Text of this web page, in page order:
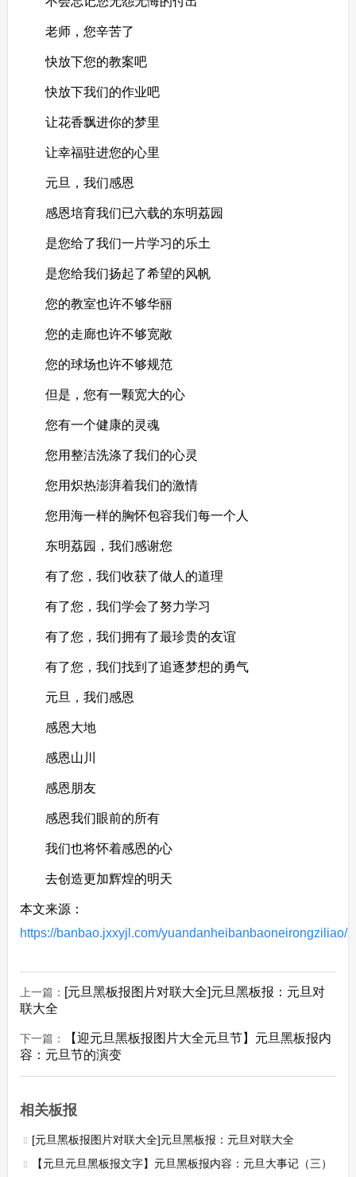
老师，您辛苦了
快放下您的教案吧
快放下我们的作业吧
让花香飘进你的梦里
让幸福驻进您的心里
元旦，我们感恩
感恩培育我们已六载的东明荔园
是您给了我们一片学习的乐土
是您给我们扬起了希望的风帆
您的教室也许不够华丽
您的走廊也许不够宽敞
您的球场也许不够规范
但是，您有一颗宽大的心
您有一个健康的灵魂
您用整洁洗涤了我们的心灵
您用炽热澎湃着我们的激情
您用海一样的胸怀包容我们每一个人
东明荔园，我们感谢您
有了您，我们收获了做人的道理
有了您，我们学会了努力学习
有了您，我们拥有了最珍贵的友谊
有了您，我们找到了追逐梦想的勇气
元旦，我们感恩
感恩大地
感恩山川
感恩朋友
感恩我们眼前的所有
我们也将怀着感恩的心
去创造更加辉煌的明天
本文来源：
https://banbao.jxxyjl.com/yuandanheibanbaoneirongziliao/
上一篇： [元旦黑板报图片对联大全]元旦黑板报：元旦对
联大全
下一篇：
【迎元旦黑板报图片大全元旦节】元旦黑板报内
容：元旦节的演变
相关板报
[元旦黑板报图片对联大全]元旦黑板报：元旦对联大全
【元旦元旦黑板报文字】元旦黑板报内容：元旦大事记（三）